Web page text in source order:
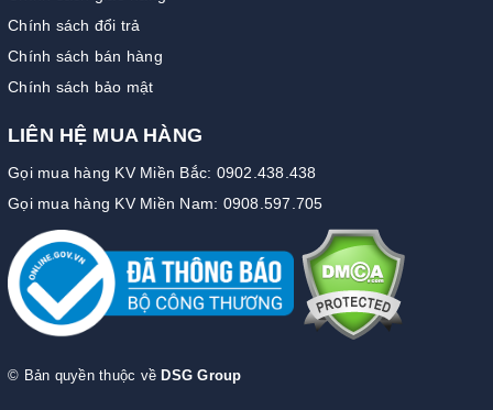
Chính sách đổi trả
Chính sách bán hàng
Chính sách bảo mật
LIÊN HỆ MUA HÀNG
Gọi mua hàng KV Miền Bắc: 0902.438.438
Gọi mua hàng KV Miền Nam: 0908.597.705
© Bản quyền thuộc về DSG Group